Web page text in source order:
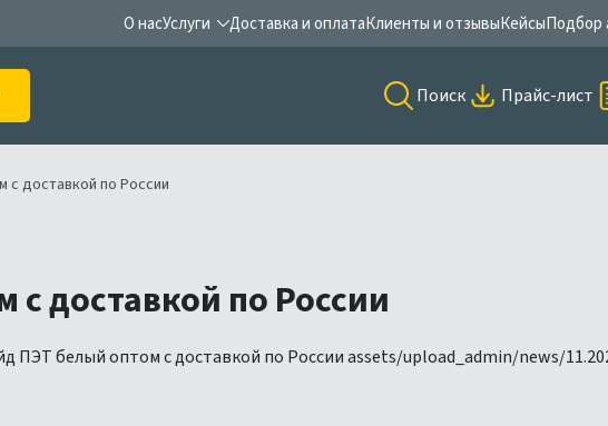
О насУслуги Доставка и оплатаКлиенты и отзывыКейсыПодбор
Поиск Прайс-лист
с доставкой по России
доставкой по России